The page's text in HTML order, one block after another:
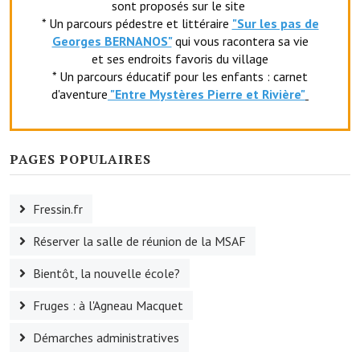
O' jardin paisible
Les gites ruraux
L'office du tourisme
La chèvrerie de la Planquette
sont proposés sur le site
* Un parcours pédestre et littéraire "Sur les pas de
Georges BERNANOS" qui vous racontera sa vie
et ses endroits favoris du village
* Un parcours éducatif pour les enfants : carnet
d'aventure "Entre Mystères Pierre et Rivière"
PAGES POPULAIRES
Fressin.fr
Réserver la salle de réunion de la MSAF
Bientôt, la nouvelle école?
Fruges : à l'Agneau Macquet
Démarches administratives